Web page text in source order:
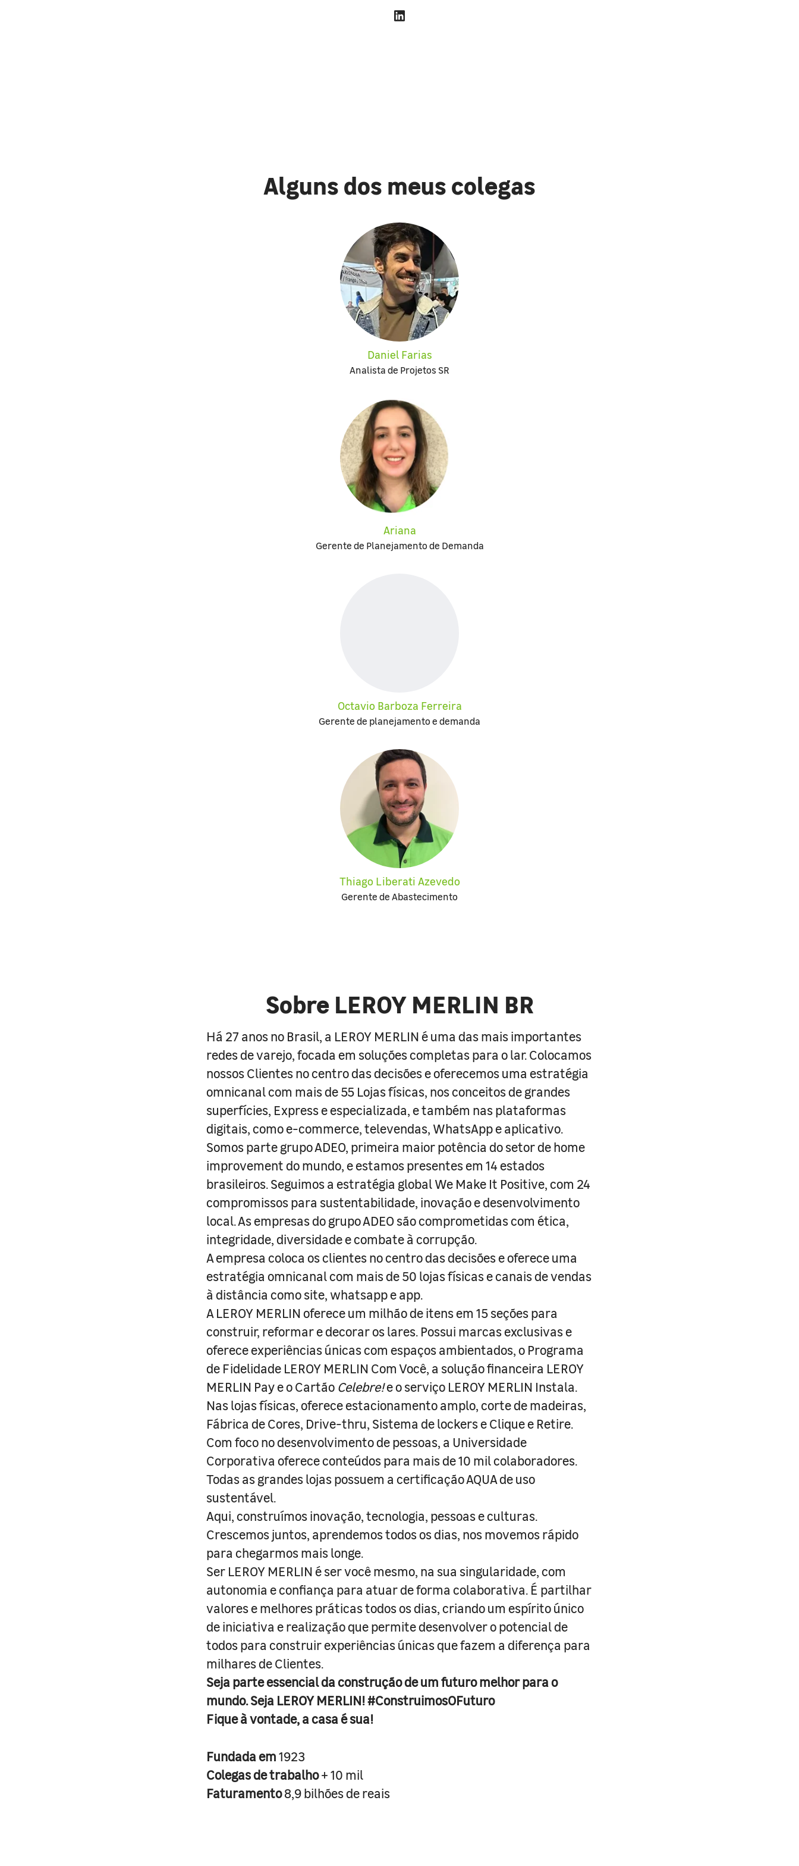
Alguns dos meus colegas
Daniel Farias
Analista de Projetos SR
Ariana
Gerente de Planejamento de Demanda
Octavio Barboza Ferreira
Gerente de planejamento e demanda
Thiago Liberati Azevedo
Gerente de Abastecimento
Sobre LEROY MERLIN BR
Há 27 anos no Brasil, a LEROY MERLIN é uma das mais importantes
redes de varejo, focada em soluções completas para o lar. Colocamos
nossos Clientes no centro das decisões e oferecemos uma estratégia
omnicanal com mais de 55 Lojas físicas, nos conceitos de grandes
superfícies, Express e especializada, e também nas plataformas
digitais, como e-commerce, televendas, WhatsApp e aplicativo.
Somos parte grupo ADEO, primeira maior potência do setor de home
improvement do mundo, e estamos presentes em 14 estados
brasileiros. Seguimos a estratégia global We Make It Positive, com 24
compromissos para sustentabilidade, inovação e desenvolvimento
local. As empresas do grupo ADEO são comprometidas com ética,
integridade, diversidade e combate à corrupção.
A empresa coloca os clientes no centro das decisões e oferece uma
estratégia omnicanal com mais de 50 lojas físicas e canais de vendas
à distância como site, whatsapp e app.
A LEROY MERLIN oferece um milhão de itens em 15 seções para
construir, reformar e decorar os lares. Possui marcas exclusivas e
oferece experiências únicas com espaços ambientados, o Programa
de Fidelidade LEROY MERLIN Com Você, a solução financeira LEROY
MERLIN Pay e o Cartão Celebre!e o serviço LEROY MERLIN Instala.
Nas lojas físicas, oferece estacionamento amplo, corte de madeiras,
Fábrica de Cores, Drive-thru, Sistema de lockers e Clique e Retire.
Com foco no desenvolvimento de pessoas, a Universidade
Corporativa oferece conteúdos para mais de 10 mil colaboradores.
Todas as grandes lojas possuem a certificação AQUA de uso
sustentável.
Aqui, construímos inovação, tecnologia, pessoas e culturas.
Crescemos juntos, aprendemos todos os dias, nos movemos rápido
para chegarmos mais longe.
Ser LEROY MERLIN é ser você mesmo, na sua singularidade, com
autonomia e confiança para atuar de forma colaborativa. É partilhar
valores e melhores práticas todos os dias, criando um espírito único
de iniciativa e realização que permite desenvolver o potencial de
todos para construir experiências únicas que fazem a diferença para
milhares de Clientes.
Seja parte essencial da construção de um futuro melhor para o
mundo. Seja LEROY MERLIN! #ConstruimosOFuturo
Fique à vontade, a casa é sua!
Fundada em1923
Colegas de trabalho+ 10 mil
Faturamento8,9 bilhões de reais